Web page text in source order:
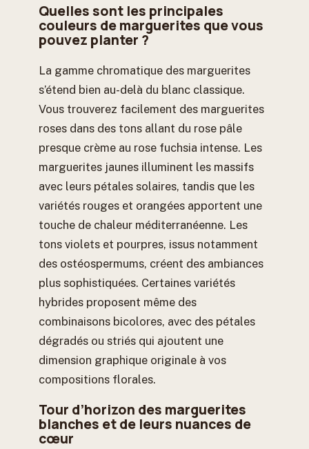
Quelles sont les principales
couleurs de marguerites que vous
pouvez planter ?
La gamme chromatique des marguerites
s’étend bien au-delà du blanc classique.
Vous trouverez facilement des marguerites
roses dans des tons allant du rose pâle
presque crème au rose fuchsia intense. Les
marguerites jaunes illuminent les massifs
avec leurs pétales solaires, tandis que les
variétés rouges et orangées apportent une
touche de chaleur méditerranéenne. Les
tons violets et pourpres, issus notamment
des ostéospermums, créent des ambiances
plus sophistiquées. Certaines variétés
hybrides proposent même des
combinaisons bicolores, avec des pétales
dégradés ou striés qui ajoutent une
dimension graphique originale à vos
compositions florales.
Tour d’horizon des marguerites
blanches et de leurs nuances de
cœur